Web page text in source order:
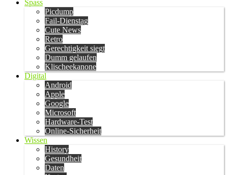
Spass
Picdump
Fail-Dienstag
Cute News
Retro
Gerechtigkeit siegt
Dumm gelaufen
Klischeekanone
Digital
Android
Apple
Google
Microsoft
Hardware-Test
Online-Sicherheit
Wissen
History
Gesundheit
Daten